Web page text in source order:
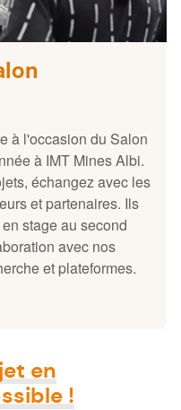
à l'occasion du Salon
à IMT Mines Albi.
échangez avec les
et partenaires. Ils
stage au second
avec nos
et plateformes.
en
!